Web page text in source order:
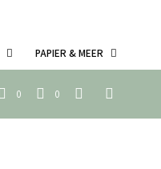
PAPIER & MEER
0 0